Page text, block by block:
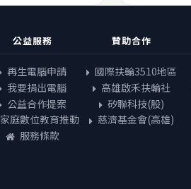
公益服務
再生電腦申請
我要捐出電腦
公益合作提案
家庭數位教育推動
服務條款
贊助合作
國際扶輪3510地區
高雄啟禾扶輪社
矽聯科技(股)
慈濟基金會(高雄)